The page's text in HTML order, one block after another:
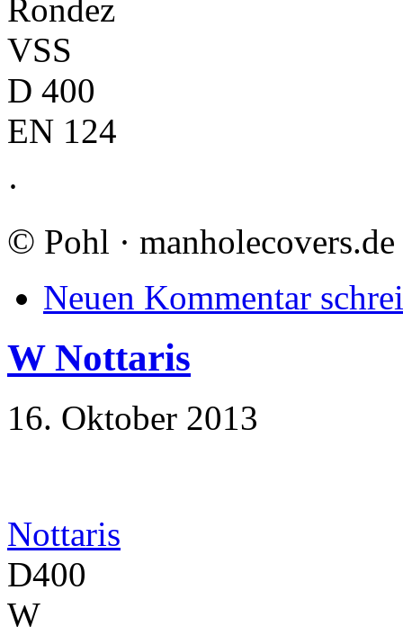
Rondez
VSS
D 400
EN 124
·
© Pohl · manholecovers.de
Neuen Kommentar
W Nottaris
16. Oktober 2013
Nottaris
D400
W